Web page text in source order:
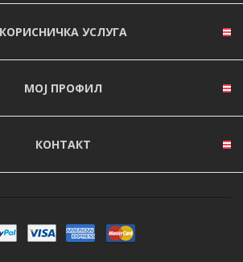
КОРИСНИЧКА УСЛУГА
МОЈ ПРОФИЛ
КОНТАКТ